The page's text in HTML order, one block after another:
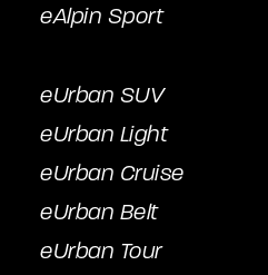
eAlpin Sport
eUrban SUV
eUrban Light
eUrban Cruise
eUrban Belt
eUrban Tour